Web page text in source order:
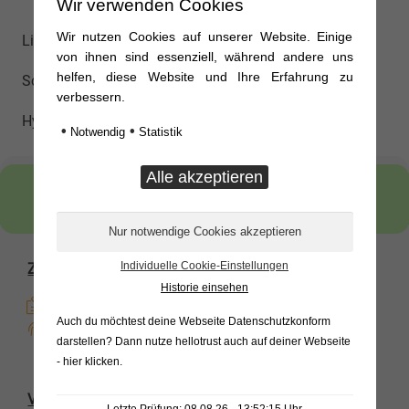
Lieferumfang: Kippventil, Montageleiste,
Schwenkarm mit Federschuh und Bolzen,
Hydraulikschlauch iund Klemmpratzen
Zahlungsoptionen
Direkte Banküberweisung
Versandoptionen
Wir verwenden Cookies
Wir nutzen Cookies auf unserer Website. Einige
von ihnen sind essenziell, während andere uns
helfen, diese Website und Ihre Erfahrung zu
verbessern.
• Notwendig • Statistik
Individuelle Cookie-Einstellungen
Historie einsehen
Auch du möchtest deine Webseite Datenschutzkonform
darstellen? Dann nutze hellotrust auch auf deiner Webseite
- hier klicken